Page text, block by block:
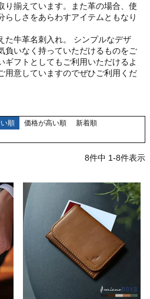
り揃えています。また革の場合、使
らしさをあらわすアイテムともなり
た牛革名刺入れ。 シンプルなデザ
負いなく持っていただけるものをご
ギフトとしてもご利用いただけるよ
用意していますのでぜひご利用くだ
順 価格が高い順
新着順
8件中 1-8件表示